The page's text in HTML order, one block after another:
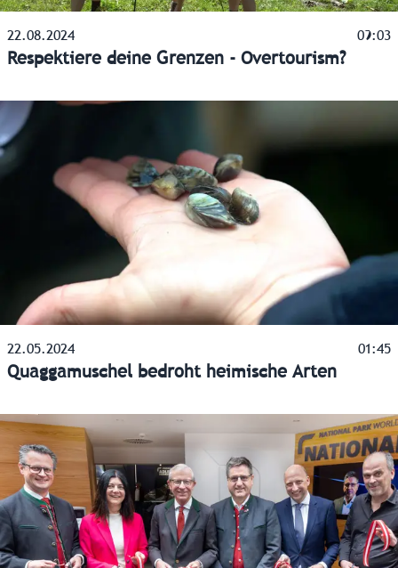
22.08.2024 09:03
Respektiere deine Grenzen - Overtourism?
22.05.2024 01:45
Quaggamuschel bedroht heimische Arten